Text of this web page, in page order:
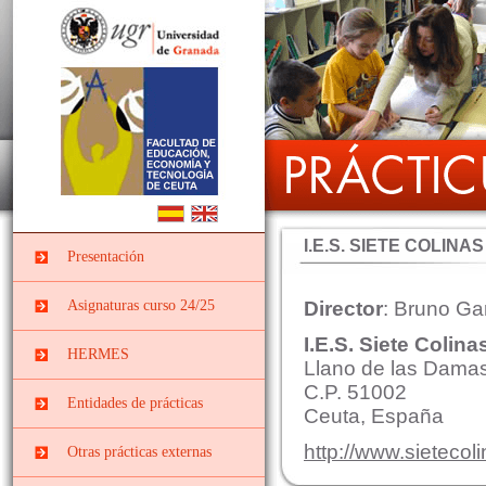
Presentación
Asignaturas curso 24/25
PRÁCTICUM I DEL
GRADO EN
EDUCACIÓN INFANTIL
PII-Grado Ed.Infantil[4º]
PRÁCTICUM I DEL
HERMES
Entidades de prácticas
Instituciones
socieducativas
Otras prácticas externas
I.E.S. SIETE COLINAS
Director: Bruno
I.E.S. Siete
Llano de las
C.P. 51002
Ceuta, España
http://